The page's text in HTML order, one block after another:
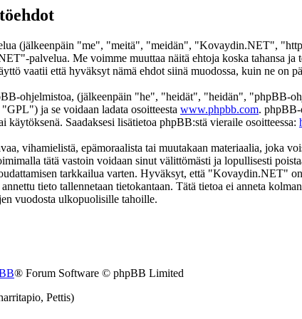
(jälkeenpäin "me", "meitä", "meidän", "Kovaydin.NET",
palvelua. Me voimme muuttaa näitä ehtoja koska tahansa ja
vaatii että hyväksyt nämä ehdot siinä muodossa, kuin ne on
ohjelmistoa, (jälkeenpäin "he", "heidät", "heidän",
ja se voidaan ladata osoitteesta www.phpbb.com. phpBB-
käytöksenä. Saadaksesi lisätietoa phpBB:stä vieraile osoitteessa:
vihamielistä, epämoraalista tai muutakaan materiaalia, joka
tätä vastoin voidaan sinut välittömästi ja lopullisesti
tarkkailua varten. Hyväksyt, että "Kovaydin.NET"
tieto tallennetaan tietokantaan. Tätä tietoa ei anneta
vuodosta ulkopuolisille tahoille.
® Forum Software © phpBB Limited
Pettis)